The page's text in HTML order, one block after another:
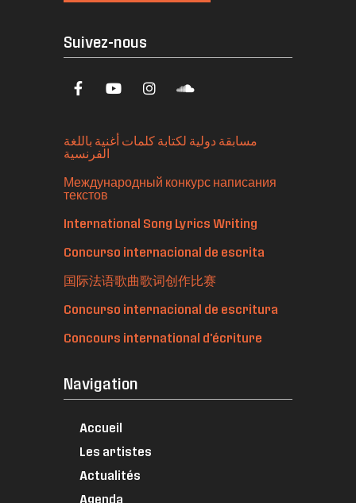
Suivez-nous
مسابقة دولية لكتابة كلمات أغنية باللغة
الفرنسية
Международный конкурс написания
текстов
International Song Lyrics Writing
Concurso internacional de escrita
国际法语歌曲歌词创作比赛
Concurso internacional de escritura
Concours international d'écriture
Navigation
Accueil
Les artistes
Actualités
Agenda